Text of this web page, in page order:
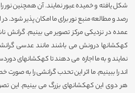
شکل یافته و خمیده عبور نمایند. آن همچنین
رصد و مطالعه منبع نور برای ما امکان پذیر
عمده در نزدیکی مرکز تصویر می بینیم. گرانش
کهکشانها درونش می باشند مانند عدسی
نمایند و به ما اجازه می دهند تا کهکشانهای
اند را ببینیم. ما اثر این تحدب گرانشی را به صورت
هر دوی این کهکشانهای بزرگ می بینیم. این